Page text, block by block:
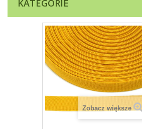
KATEGORIE
Zobacz większe